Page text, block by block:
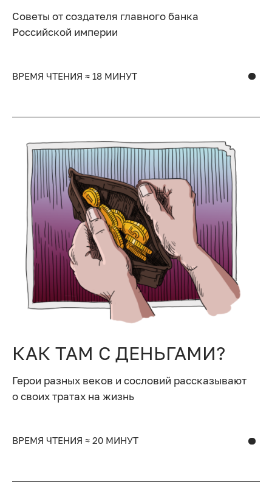
Советы от создателя главного банка
Российской империи
ВРЕМЯ ЧТЕНИЯ ≈ 18 МИНУТ
КАК ТАМ С ДЕНЬГАМИ?
Герои разных веков и сословий рассказывают
о своих тратах на жизнь
ВРЕМЯ ЧТЕНИЯ ≈ 20 МИНУТ